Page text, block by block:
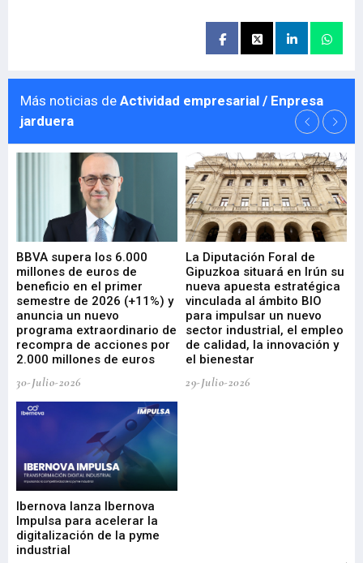
Más noticias de Actividad empresarial / Enpresa
jarduera
BBVA supera los 6.000
millones de euros de
beneficio en el primer
semestre de 2026 (+11%) y
anuncia un nuevo
programa extraordinario de
recompra de acciones por
2.000 millones de euros
30-Julio-2026
La Diputación Foral de
Gipuzkoa situará en Irún su
nueva apuesta estratégica
vinculada al ámbito BIO
para impulsar un nuevo
sector industrial, el empleo
de calidad, la innovación y
el bienestar
29-Julio-2026
Ibernova lanza Ibernova
Impulsa para acelerar la
digitalización de la pyme
industrial